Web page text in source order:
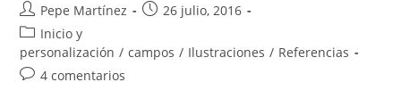
Autor
de
la
entrada:
Pepe Martínez
Publicación
la
entrada:
26 julio, 2016
Categoría
de
la
Inicio y
personalización / campos / Ilustraciones / Referencias
Comentarios
4 comentarios